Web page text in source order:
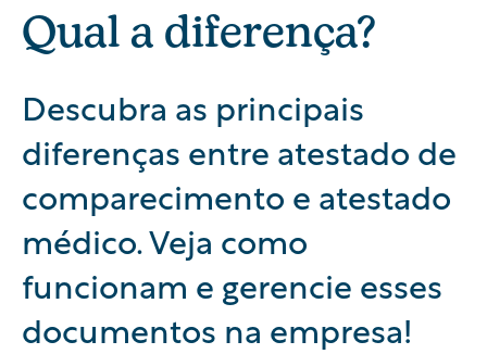
Qual a diferença?
Descubra as principais
diferenças entre atestado de
comparecimento e atestado
médico. Veja como
funcionam e gerencie esses
documentos na empresa!